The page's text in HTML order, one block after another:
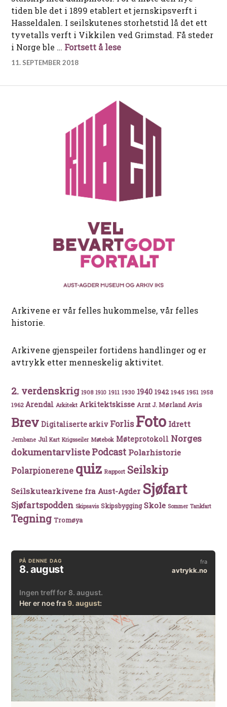
tiden ble det i 1899 etablert et jernskipsverft i
Hasseldalen. I seilskutenes storhetstid lå det ett
tyvetalls verft i Vikkilen ved Grimstad. Få steder
i Norge ble … Fortsett å leseSkipsbygging i
11. SEPTEMBER 2018
Arkivene er vår felles hukommelse, vår felles
historie.
Arkivene gjenspeiler fortidens handlinger og er
avtrykk etter menneskelig aktivitet.
2. verdenskrig 1908 1910 1911 1930 1940 1942 1945 1951 1958
1962 Arendal Arkitekt Arkitektskisse Arnt J. Mørland Avis
Brev Digitaliserte arkiv Forlis Foto Idrett
Jernbane Jul Kart Krigsseiler Møtebok Møteprotokoll Norges
dokumentarvlistePodcast Polarhistorie
Polarpionerene quiz Rapport Seilskip
Seilskutearkivene fra Aust-Agder Sjøfart
Sjøfartspodden Skipsavis Skipsbygging Skole Sommer Tankfart
Tegning Tromøya